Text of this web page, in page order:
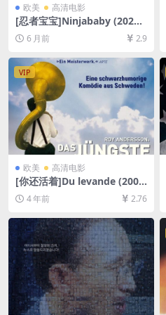
欧美 高清电影
[忍者宝宝]Ninjababy (2021)
[百度网盘+夸克网盘1080P超
清未删减资源][网盘在线播放/
6 月前 2.9
VIP
欧美 高清电影
[你还活着]Du levande (200
7)[百度网盘+迅雷云盘资源10
80P超清][MP4/5.9GB][中文
字幕]
4 年前 2.76